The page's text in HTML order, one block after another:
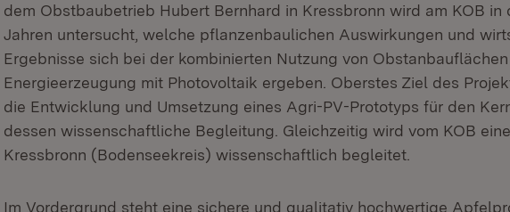
dem Obstbaubetrieb Hubert Bernhard in Kressbronn wird am KOB in
Jahren untersucht, welche pflanzenbaulichen Auswirkungen und
Ergebnisse sich bei der kombinierten Nutzung von
Energieerzeugung mit Photovoltaik ergeben. Oberstes Ziel des
die Entwicklung und Umsetzung eines Agri-PV-Prototyps für den
dessen wissenschaftliche Begleitung. Gleichzeitig wird vom KOB
Kressbronn (Bodenseekreis) wissenschaftlich begleitet.
Im Vordergrund steht eine sichere und qualitativ hochwertige